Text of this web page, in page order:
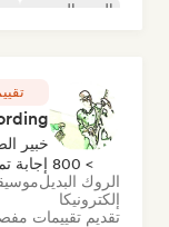
البوب الحضري
خبير
> 800 إجابة تم تقديمها
الروك البديل
إلكترونيكا
تقديم تقييمات